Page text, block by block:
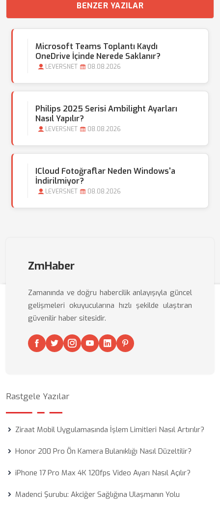
BENZER YAZILAR
Microsoft Teams Toplantı Kaydı
OneDrive İçinde Nerede Saklanır?
LEVERSNET 08.08.2026
Philips 2025 Serisi Ambilight Ayarları
Nasıl Yapılır?
LEVERSNET 08.08.2026
ICloud Fotoğraflar Neden Windows'a
İndirilmiyor?
LEVERSNET 08.08.2026
ZmHaber
Zamanında ve doğru habercilik anlayışıyla güncel
gelişmeleri okuyucularına hızlı şekilde ulaştıran
güvenilir haber sitesidir.
Rastgele Yazılar
Ziraat Mobil Uygulamasında İşlem Limitleri Nasıl Artırılır?
Honor 200 Pro Ön Kamera Bulanıklığı Nasıl Düzeltilir?
iPhone 17 Pro Max 4K 120fps Video Ayarı Nasıl Açılır?
Madenci Şurubu: Akciğer Sağlığına Ulaşmanın Yolu